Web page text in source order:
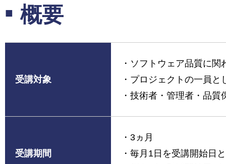
概要
受講対象
・ソフトウェア品質に
・プロジェクトの一員
・技術者・管理者・品
受講期間
・3ヵ月
・毎月1日を受講開始日